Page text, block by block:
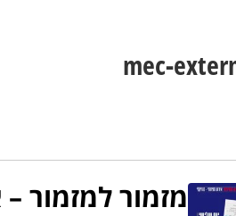
mec-
מזמור למזמור –